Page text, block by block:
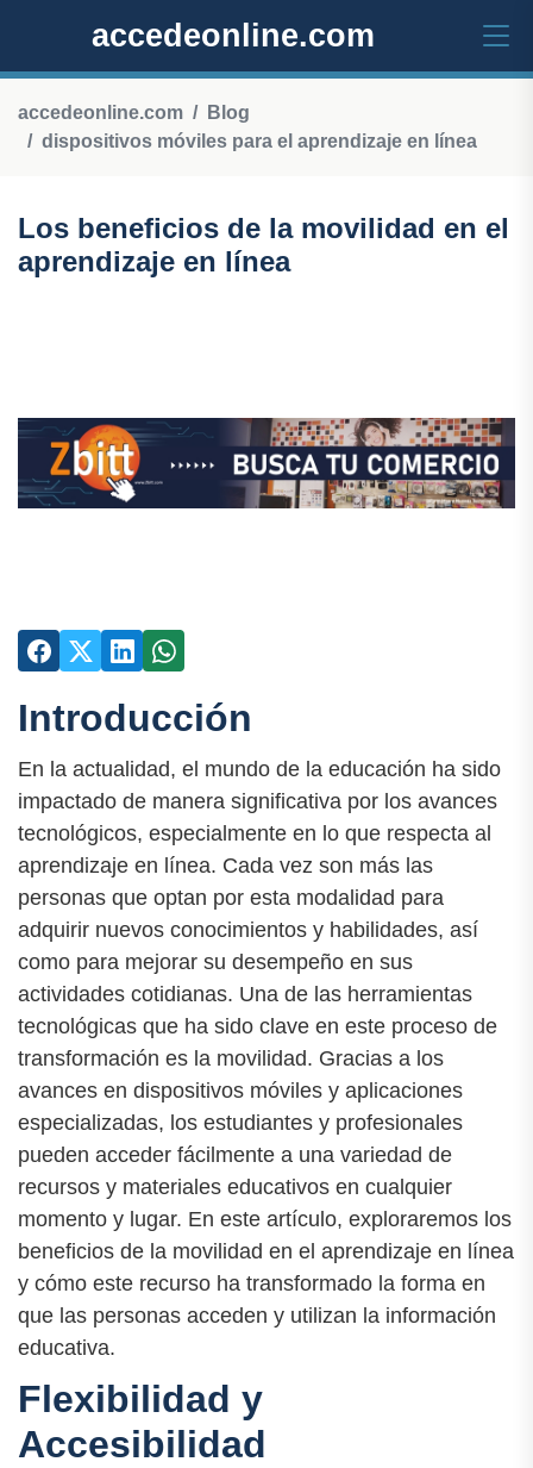
accedeonline.com
accedeonline.com
Blog
dispositivos móviles para el aprendizaje en línea
Los beneficios de la movilidad en el
aprendizaje en línea
Introducción
En la actualidad, el mundo de la educación ha sido
impactado de manera significativa por los avances
tecnológicos, especialmente en lo que respecta al
aprendizaje en línea. Cada vez son más las
personas que optan por esta modalidad para
adquirir nuevos conocimientos y habilidades, así
como para mejorar su desempeño en sus
actividades cotidianas. Una de las herramientas
tecnológicas que ha sido clave en este proceso de
transformación es la movilidad. Gracias a los
avances en dispositivos móviles y aplicaciones
especializadas, los estudiantes y profesionales
pueden acceder fácilmente a una variedad de
recursos y materiales educativos en cualquier
momento y lugar. En este artículo, exploraremos los
beneficios de la movilidad en el aprendizaje en línea
y cómo este recurso ha transformado la forma en
que las personas acceden y utilizan la información
educativa.
Flexibilidad y
Accesibilidad